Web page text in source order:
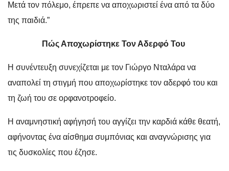
Μετά τον πόλεμο, έπρεπε να αποχωριστεί ένα από τα δύο
της παιδιά.”
Πώς Αποχωρίστηκε Τον Αδερφό Του
Η συνέντευξη συνεχίζεται με τον Γιώργο Νταλάρα να
αναπολεί τη στιγμή που αποχωρίστηκε τον αδερφό του και
τη ζωή του σε ορφανοτροφείο.
Η αναμνηστική αφήγησή του αγγίζει την καρδιά κάθε θεατή,
αφήνοντας ένα αίσθημα συμπόνιας και αναγνώρισης για
τις δυσκολίες που έζησε.